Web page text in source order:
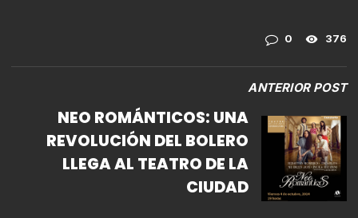
0 376
ANTERIOR POST
NEO ROMÁNTICOS: UNA
REVOLUCIÓN DEL BOLERO
LLEGA AL TEATRO DE LA
CIUDAD